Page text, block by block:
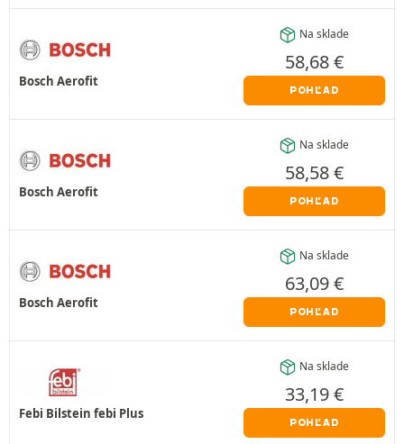
Bosch Aerofit
Na sklade
58,68€
POHĽAD
Bosch Aerofit
Na sklade
58,58€
POHĽAD
Bosch Aerofit
Na sklade
63,09€
POHĽAD
Febi Bilstein febi Plus
Na sklade
33,19€
POHĽAD